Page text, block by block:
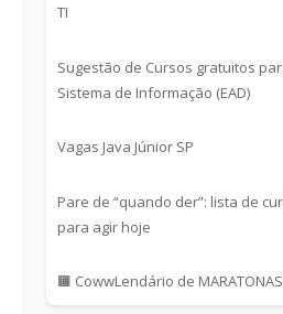
TI
Sugestão de Cursos gratuitos
Sistema de Informação (EAD)
Vagas Java Júnior SP
Pare de “quando der”: lista de
para agir hoje
🟧 CowwLendário de